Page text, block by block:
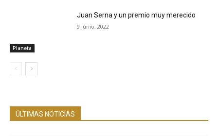
Planeta
Juan Serna y un premio muy merecido
9 junio, 2022
ÚLTIMAS NOTICIAS